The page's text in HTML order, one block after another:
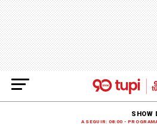
SHOW
A SEGUIR: 08:00 -